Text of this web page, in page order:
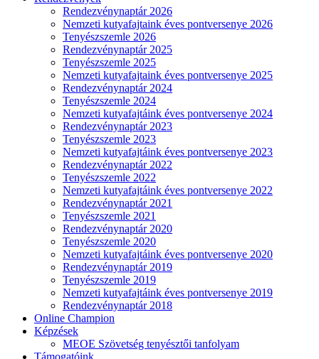
Rendezvénynaptár 2026
Nemzeti kutyafajtaink éves pontversenye 2026
Tenyészszemle 2026
Rendezvénynaptár 2025
Tenyészszemle 2025
Nemzeti kutyafajtaink éves pontversenye 2025
Rendezvénynaptár 2024
Tenyészszemle 2024
Nemzeti kutyafajtáink éves pontversenye 2024
Rendezvénynaptár 2023
Tenyészszemle 2023
Nemzeti kutyafajtáink éves pontversenye 2023
Rendezvénynaptár 2022
Tenyészszemle 2022
Nemzeti kutyafajtáink éves pontversenye 2022
Rendezvénynaptár 2021
Tenyészszemle 2021
Rendezvénynaptár 2020
Tenyészszemle 2020
Nemzeti kutyafajtáink éves pontversenye 2020
Rendezvénynaptár 2019
Tenyészszemle 2019
Nemzeti kutyafajtáink éves pontversenye 2019
Rendezvénynaptár 2018
Online Champion
Képzések
MEOE Szövetség tenyésztői tanfolyam
Támogatóink